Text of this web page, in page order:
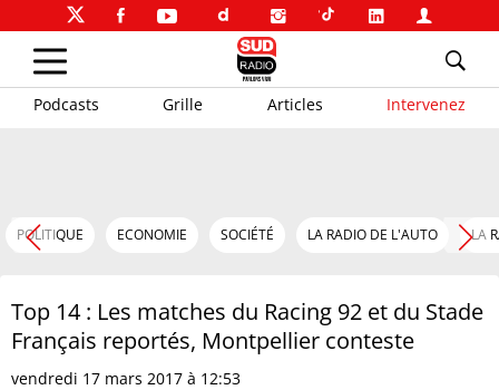
Podcasts Grille Articles Intervenez
POLITIQUE ECONOMIE SOCIÉTÉ LA RADIO DE L'AUTO LA
Top 14 : Les matches du Racing 92 et du Stade
Français reportés, Montpellier conteste
vendredi 17 mars 2017 à 12:53